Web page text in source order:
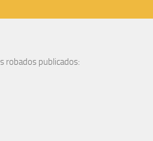
robados publicados: